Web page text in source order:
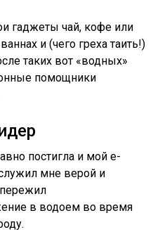
гаджеты чай, кофе или
и (чего греха таить!)
таких вот «водных»
помощники
постигла и мой е-
мне верой и
в водоем во время